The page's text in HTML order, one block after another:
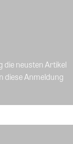
die neusten Artikel
diese Anmeldung